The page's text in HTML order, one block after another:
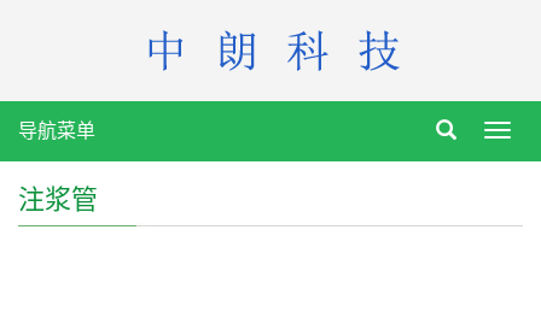
导航菜单
注浆管